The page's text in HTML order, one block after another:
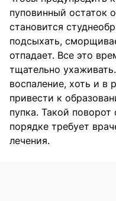
пуповинный остаток
становится
подсыхать,
отпадает. Все это
тщательно ухаживать.
воспаление, хоть и в
привести к
пупка. Такой
порядке требует
лечения.